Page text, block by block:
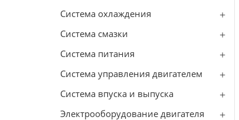
Система охлаждения
Система смазки
Система питания
Система управления двигателем
Система впуска и выпуска
Электрооборудование двигателя